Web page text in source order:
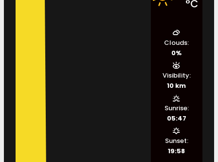
°C
Clouds:
0%
Visibility:
10 km
Sunrise:
05:47
Sunset:
19:58